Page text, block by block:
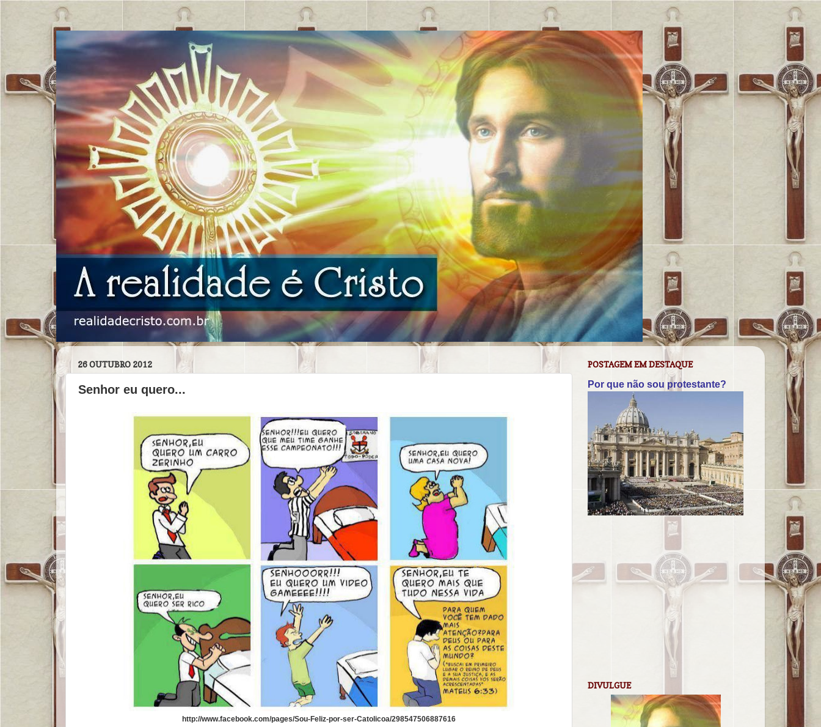
26 OUTUBRO 2012
Senhor eu quero...
http://www.facebook.com/pages/Sou-Feliz-por-ser-Catolicoa/298547506887616
POSTAGEM EM DESTAQUE
Por que não sou protestante?
DIVULGUE